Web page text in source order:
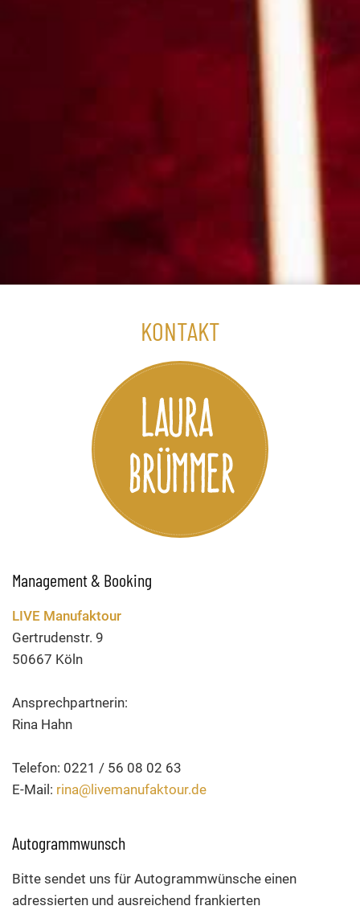
KONTAKT
Management & Booking
LIVE Manufaktour
Gertrudenstr. 9
50667 Köln
Ansprechpartnerin:
Rina Hahn
Telefon: 0221 / 56 08 02 63
E-Mail: rina@livemanufaktour.de
Autogrammwunsch
Bitte sendet uns für Autogrammwünsche einen
adressierten und ausreichend frankierten